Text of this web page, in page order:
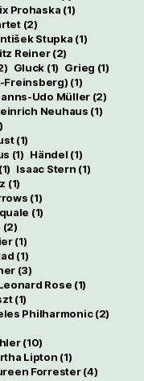
Prohaska (1)
(2)
Stupka (1)
Reiner(2)
Gluck (1) Grieg (1)
Freinsberg) (1)
Udo Müller (2)
Neuhaus (1)
(1)
(1) Händel (1)
(1) Isaac Stern (1)
(1)
(1)
(1)
(2)
(1)
(1)
(3)
Rose (1)
(1)
Philharmonic(2)
(10)
Lipton (1)
Forrester(4)